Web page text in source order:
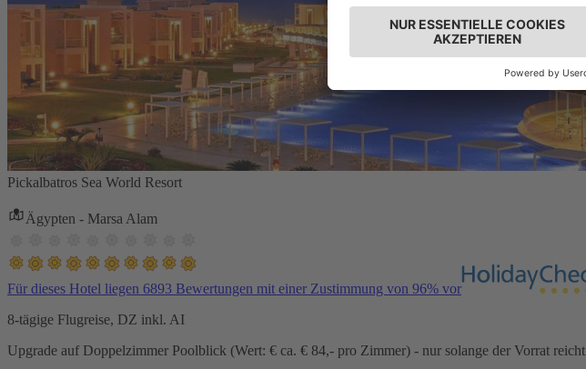
Pickalbatros Sea World Resort
Ägypten - Marsa Alam
Für dieses Hotel liegen 6893 Bewertungen mit einer Zustimmung von 96% vor
8-tägige Flugreise, DZ inkl. AI
Upgrade auf Doppelzimmer Poolblick (Wert: € ca. € 84,- pro Zimmer) - nur solange der Vorrat reicht